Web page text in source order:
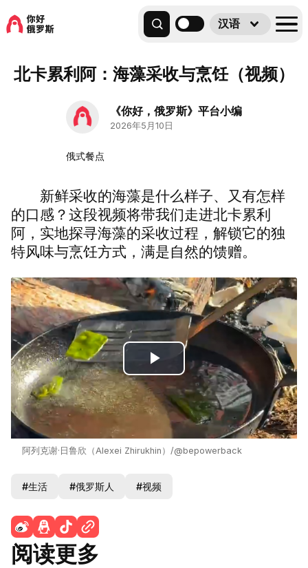
汉语
北卡累利阿：海藻采收与烹饪（视频）
《你好，俄罗斯》平台小编
2026年5月10日
俄式餐点
新鲜采收的海藻是什么样子、又有怎样
的口感？这段视频将带我们走进北卡累利
阿，实地探寻海藻的采收过程，解锁它的独
特风味与烹饪方式，满是自然的馈赠。
Play
Video
阿列克谢·日鲁欣（Alexei Zhirukhin）/@bepowerback
#生活 #俄罗斯人 #视频
阅读更多